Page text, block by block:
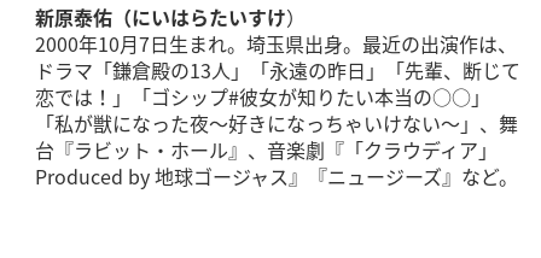
新原泰佑（にいはらたいすけ）
2000年10月7日生まれ。埼玉県出身。最近の出演作は、
ドラマ「鎌倉殿の13人」「永遠の昨日」「先輩、断じて
恋では！」「ゴシップ#彼女が知りたい本当の○○」
「私が獣になった夜～好きになっちゃいけない～」、舞
台『ラビット・ホール』、音楽劇『「クラウディア」
Produced by 地球ゴージャス』『ニュージーズ』など。